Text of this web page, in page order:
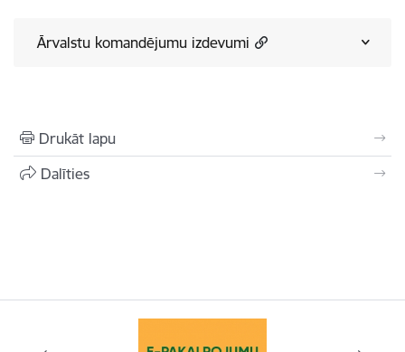
Ārvalstu komandējumu izdevumi
Drukāt lapu
Dalīties